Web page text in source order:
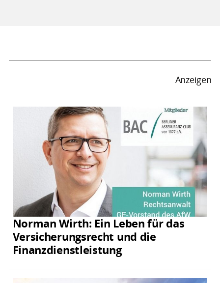
Anzeigen
Norman Wirth: Ein Leben für das
Versicherungsrecht und die
Finanzdienstleistung